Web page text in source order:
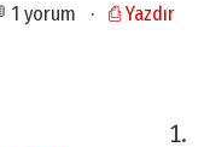
1 yorum · ⎙ Yazdır